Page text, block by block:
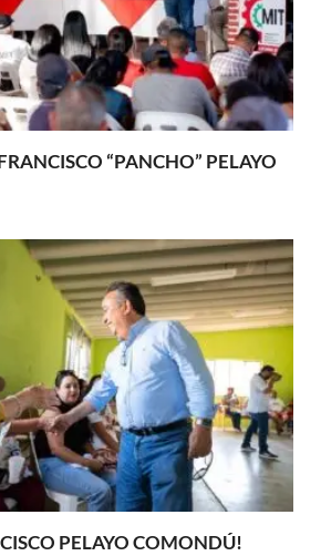
“PANCHO” PELAYO
PELAYO COMONDÚ!